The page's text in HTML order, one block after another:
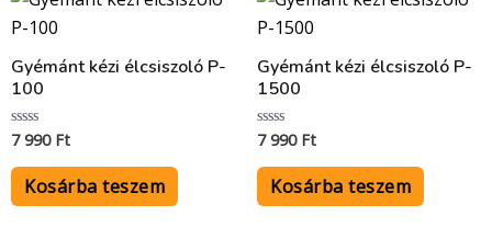
Gyémánt kézi élcsiszoló P-
100
Értékelés:
/
7 990 Ft
Kosárba teszem
Gyémánt kézi élcsiszoló P-
1500
Értékelés:
/
7 990 Ft
Kosárba teszem